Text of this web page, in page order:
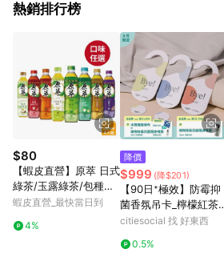
熱銷排行榜
$80
【蝦皮直營】原萃 日式
綠茶/玉露綠茶/包種烏
龍/鐵觀音/日式焙茶/玄
蝦皮直營_最快當日到
4%
降價
$999 (降$201)
【90日⁺極效】防霉抑
菌香氛吊卡_檸檬紅茶_
單包組（共3片）
citiesocial 找 好東西
0.5%